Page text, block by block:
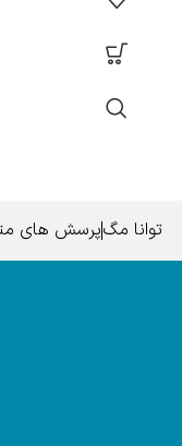
توانا مگپرسش های